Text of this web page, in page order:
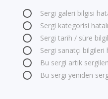
Sergi galeri bilgisi
Sergi kategorisi hatalı
Sergi tarih / süre
Sergi sanatçı bilgileri
Bu sergi artık
Bu sergi yeniden